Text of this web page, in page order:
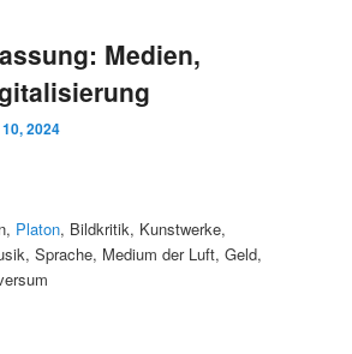
Medien,
2024
Platon, Bildkritik, Kunstwerke,
Sprache, Medium der Luft, Geld,